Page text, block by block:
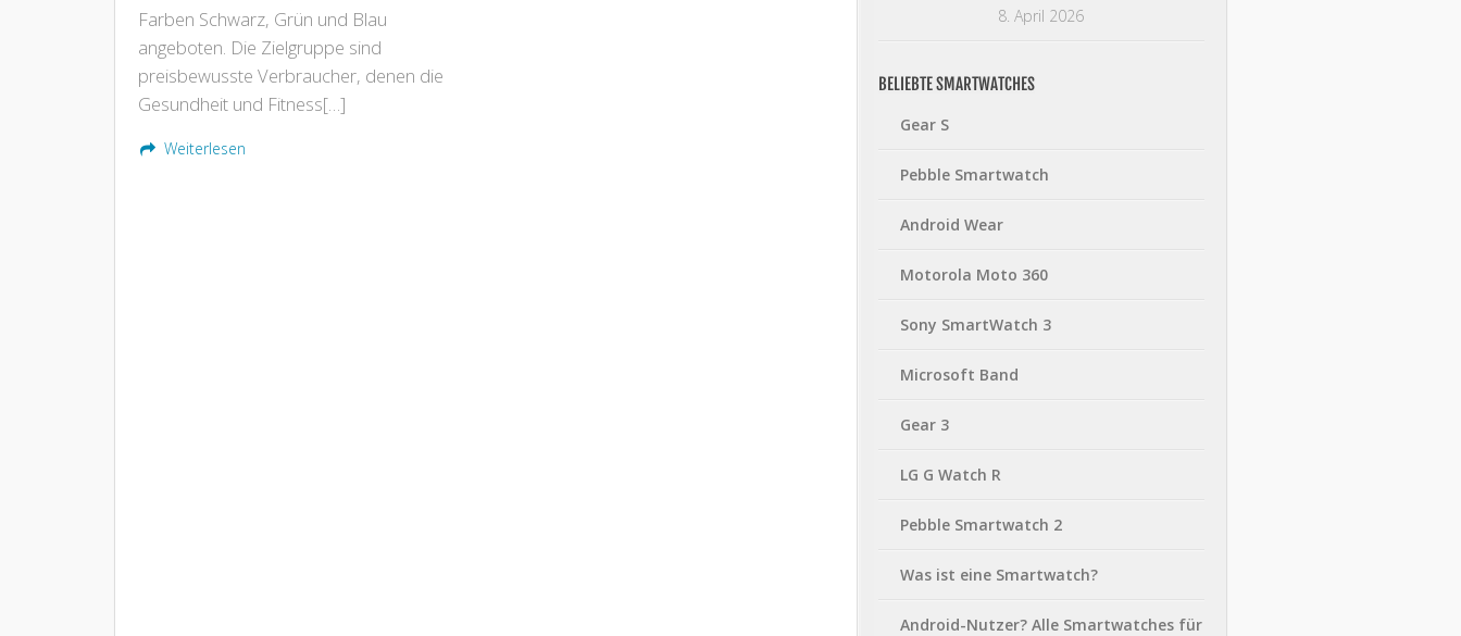
Farben Schwarz, Grün und Blau
angeboten. Die Zielgruppe sind
preisbewusste Verbraucher, denen die
Gesundheit und Fitness[…]
Weiterlesen
8. April 2026
BELIEBTE SMARTWATCHES
Gear S
Pebble Smartwatch
Android Wear
Motorola Moto 360
Sony SmartWatch 3
Microsoft Band
Gear 3
LG G Watch R
Pebble Smartwatch 2
Was ist eine Smartwatch?
Android-Nutzer? Alle Smartwatches für